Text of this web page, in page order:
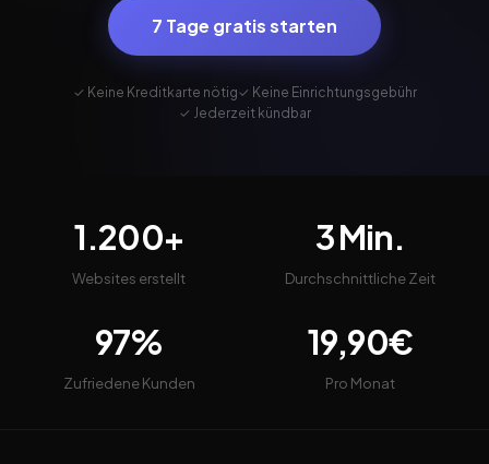
7 Tage gratis starten
✓ Keine Kreditkarte nötig✓ Keine Einrichtungsgebühr
✓ Jederzeit kündbar
1.200+
Websites erstellt
3 Min.
Durchschnittliche Zeit
97%
Zufriedene Kunden
19,90€
Pro Monat